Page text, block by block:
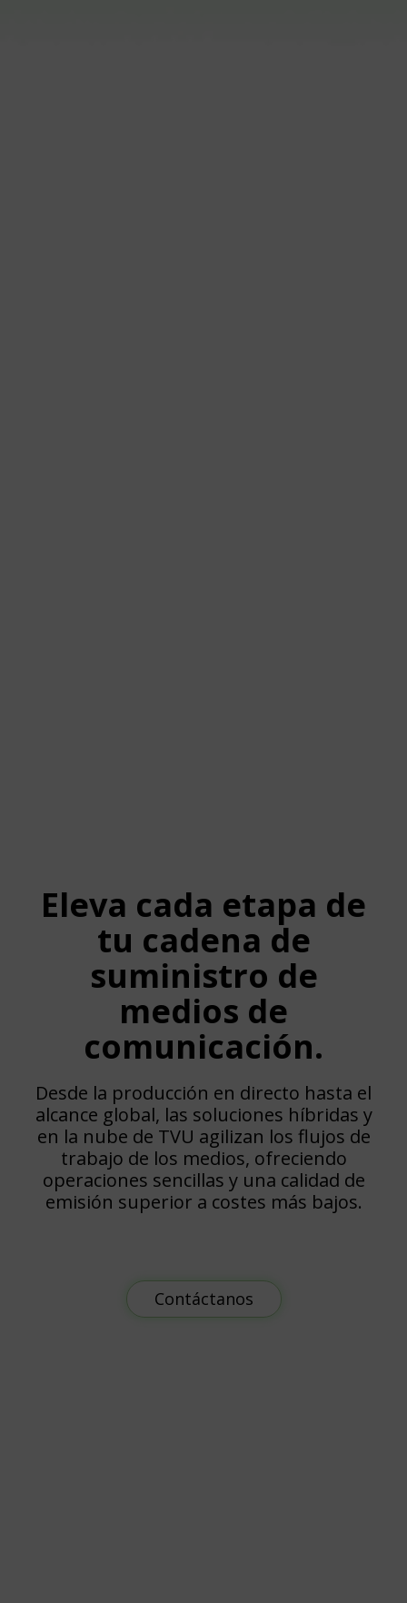
Eleva cada etapa de
tu cadena de
suministro de
medios de
comunicación.
Desde la producción en directo hasta el
alcance global, las soluciones híbridas y
en la nube de TVU agilizan los flujos de
trabajo de los medios, ofreciendo
operaciones sencillas y una calidad de
emisión superior a costes más bajos.
Contáctanos